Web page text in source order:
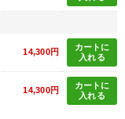
14,300円
カートに
入れる
14,300円
カートに
入れる